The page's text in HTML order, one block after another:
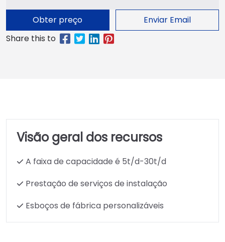
Obter preço Enviar Email
Visão geral dos recursos
A faixa de capacidade é 5t/d-30t/d
Prestação de serviços de instalação
Esboços de fábrica personalizáveis